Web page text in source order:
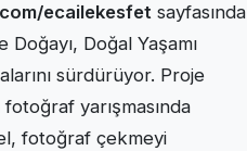
ecailekesfet sayfasında
Doğal Yaşamı
sürdürüyor. Proje
yarışmasında
fotoğraf çekmeyi